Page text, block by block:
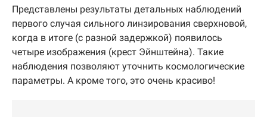
Представлены результаты детальных наблюдений
первого случая сильного линзирования сверхновой,
когда в итоге (с разной задержкой) появилось
четыре изображения (крест Эйнштейна). Такие
наблюдения позволяют уточнить космологические
параметры. А кроме того, это очень красиво!